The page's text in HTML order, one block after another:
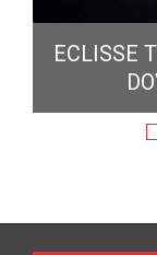
ECLISSE